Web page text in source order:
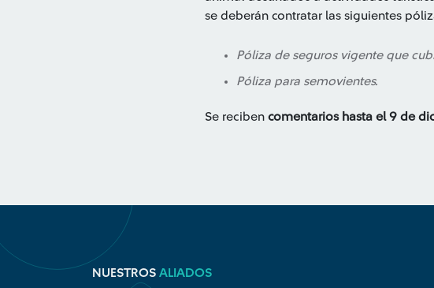
se deberán contratar las siguientes
Póliza de seguros vigente que
Póliza para semovientes.
Se reciben comentarios hasta el 9 de
NUESTROS ALIADOS